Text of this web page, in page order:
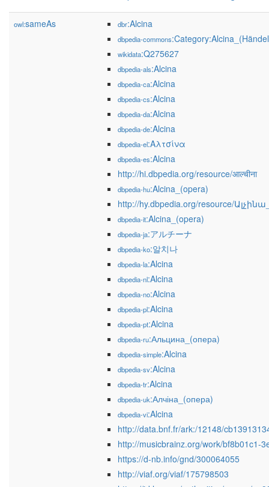
owl:sameAs dbr:Alcina
dbpedia-commons
wikidata:Q275627
dbpedia-als:Alcina
dbpedia-ca:Alcina
dbpedia-cs:Alcina
dbpedia-da:Alcina
dbpedia-de:Alcina
dbpedia-el:Αλτσίνα
dbpedia-es:Alcina
http://hi.dbpedia.org/resource/आल्चीना
dbpedia-hu:Alcina_(opera)
http://hy.dbpedia.org/resource/
dbpedia-it:Alcina_(opera)
dbpedia-ja:アルチーナ
dbpedia-ko:알치나
dbpedia-la:Alcina
dbpedia-nl:Alcina
dbpedia-no:Alcina
dbpedia-pl:Alcina
dbpedia-pt:Alcina
dbpedia-ru:Альцина_(опера)
dbpedia-simple:Alcina
dbpedia-sv:Alcina
dbpedia-tr:Alcina
dbpedia-uk:Алчіна_(опера)
dbpedia-vi:Alcina
http://data.bnf.fr/ark:/12148/
http://musicbrainz.org/work/bf8b01c1-
https://d-nb.info/gnd/300064055
http://viaf.org/viaf/175798503